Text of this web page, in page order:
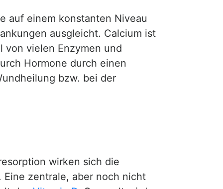
auf einem konstanten Niveau
ausgleicht. Calcium ist
vielen Enzymen und
Hormone durch einen
bzw. bei der
wirken sich die
zentrale, aber noch nicht